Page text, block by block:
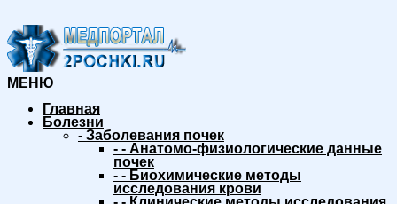
МЕНЮ
Главная
Болезни
- Заболевания почек
- - Анатомо-физиологические данные
почек
- - Биохимические методы
исследования крови